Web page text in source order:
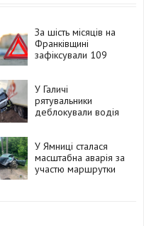
За шість місяців на
Франківщині
зафіксували 109
У Галичі
рятувальники
деблокували водія
У Ямниці сталася
масштабна аварія за
участю маршрутки